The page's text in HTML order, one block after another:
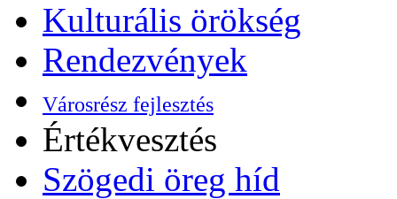
Kulturális örökség
Rendezvények
Városrész fejlesztés
Értékvesztés
Szögedi öreg híd